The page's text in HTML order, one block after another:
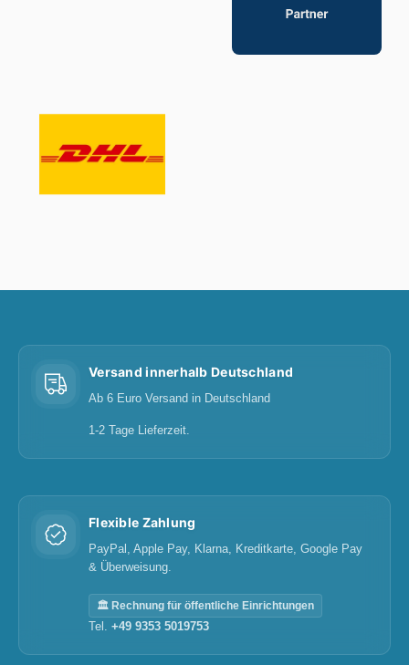
Versand innerhalb Deutschland
Ab 6 Euro Versand in Deutschland
1-2 Tage Lieferzeit.
Flexible Zahlung
PayPal, Apple Pay, Klarna, Kreditkarte, Google Pay
& Überweisung.
🏛️ Rechnung für öffentliche Einrichtungen
Tel. +49 9353 5019753